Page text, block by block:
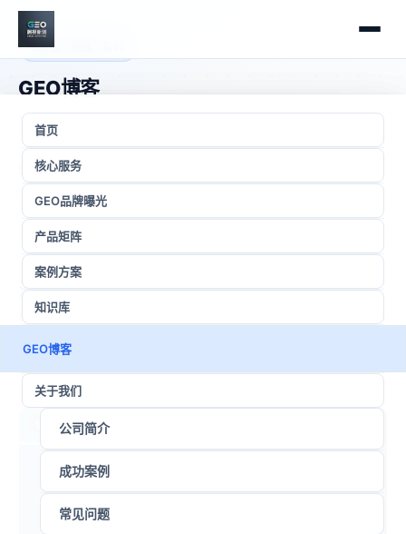
首页
核心服务
GEO品牌曝光
产品矩阵
案例方案
知识库
GEO博客
关于我们
公司简介
成功案例
常见问题
原创 · 深度 · 实时
GEO博客
探索
55
原创文章
6
主题分类 细分标签
📌 最新原创精选
深度GEO实战内容
持续输出原创高质量语义内容，助力企业AI搜索获客
分类筛选
GEO博客